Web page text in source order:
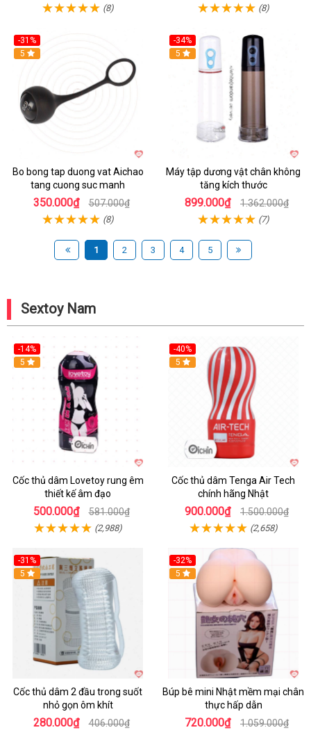
(8) (8)
-31%
Hot
5
Bo bong tap duong vat Aichao
tang cuong suc manh
350.000₫ 507.000₫
(8)
-34%
Hot
5
Máy tập dương vật chân không
tăng kích thước
899.000₫ 1.362.000₫
(7)
1 2 3 4 5
Sextoy Nam
-14%
Hot
5
Cốc thủ dâm Lovetoy rung êm
thiết kế âm đạo
500.000₫ 581.000₫
(2,988)
-40%
Hot
5
Cốc thủ dâm Tenga Air Tech
chính hãng Nhật
900.000₫ 1.500.000₫
(2,658)
-31%
Hot
5
Cốc thủ dâm 2 đầu trong suốt
nhỏ gọn ôm khít
280.000₫ 406.000₫
-32%
Hot
5
Búp bê mini Nhật mềm mại chân
thực hấp dẫn
720.000₫ 1.059.000₫